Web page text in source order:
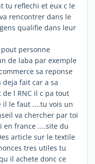
tu reflechi et eux c le
rencontrer dans le
qualifie dans leur
personne
de laba par exemple
sa reponse
fait car a sa
l RNC il c pa tout
il le faut ....tu vois un
va chercher par toi
en france ....site du
article sur le textile
tres utiles tu
il achete donc ce